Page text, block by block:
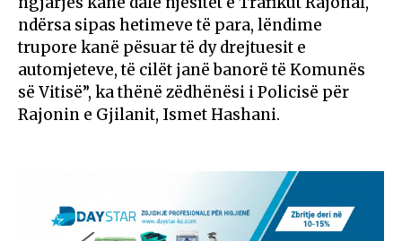
ndërsa sipas hetimeve të para, lëndime
trupore kanë pësuar të dy drejtuesit e
automjeteve, të cilët janë banorë të Komunës
së Vitisë”, ka thënë zëdhënësi i Policisë për
Rajonin e Gjilanit, Ismet Hashani.